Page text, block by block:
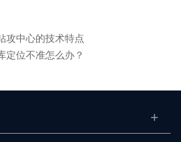
攻中心的技术特点
定位不准怎么办？